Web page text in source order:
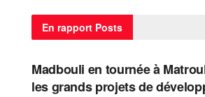
En rapport Posts
24 HEURES SUR 24
Madbouli en tournée à
les grands projets de